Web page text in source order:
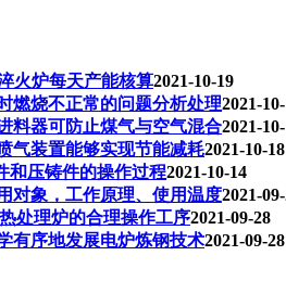
火炉每天产能核算2021-10-19
燃烧不正常的问题分析处理2021-
料器可防止煤气与空气混合2021-
气装置能够实现节能减耗2021-10-18
和压铸件的操作过程2021-10-14
对象，工作原理、使用温度2021-
处理炉的合理操作工序2021-09-28
有序地发展电炉炼钢技术2021-09-28